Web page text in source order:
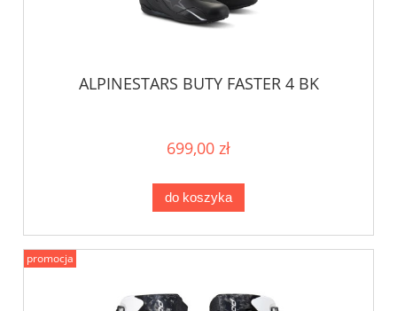
ALPINESTARS BUTY FASTER 4 BK
699,00 zł
do koszyka
promocja